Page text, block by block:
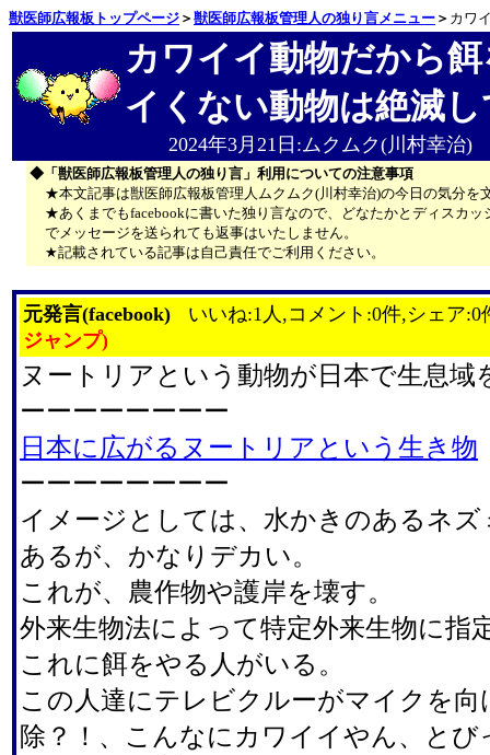
獣医師広報板トップページ ＞ 獣医師広報板管理人の独り言メニュー ＞ カワ
カワイイ動物だから
イくない動物は絶滅
2024年3月21日:ムクムク(川村幸治)
◆「獣医師広報板管理人の独り言」利用についての注意事項
★本文記事は獣医師広報板管理人ムクムク(川村幸治)の今日の気分を
★あくまでもfacebookに書いた独り言なので、どなたかとディスカ
でメッセージを送られても返事はいたしません。
★記載されている記事は自己責任でご利用ください。
元発言(facebook)
いいね:1人,コメント:0件,シェア:0
ジャンプ)
ヌートリアという動物が日本で生息域
ーーーーーーーー
日本に広がるヌートリアという生き物
ーーーーーーーー
イメージとしては、水かきのあるネ
あるが、かなりデカい。
これが、農作物や護岸を壊す。
外来生物法によって特定外来生物に指
これに餌をやる人がいる。
この人達にテレビクルーがマイクを
除？！、こんなにカワイイやん、と